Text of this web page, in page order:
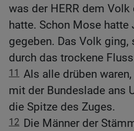
was der HERR dem
hatte. Schon Mose
gegeben. Das Volk
durch das trockene
11 Als alle drüben
mit der Bundeslade ans
die Spitze des Zuges.
12 Die Männer der